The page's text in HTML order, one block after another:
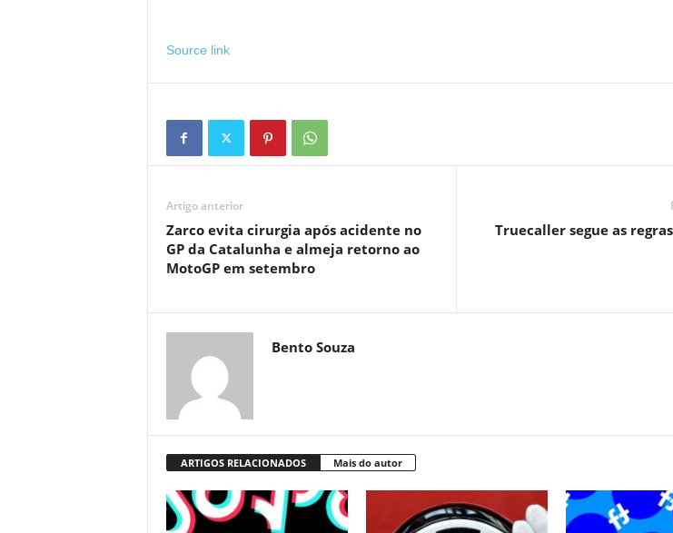
Source link
Artigo anterior
Zarco evita cirurgia após acidente no
GP da Catalunha e almeja retorno ao
MotoGP em setembro
Truecaller segue as
Bento Souza
ARTIGOS RELACIONADOS Mais do autor